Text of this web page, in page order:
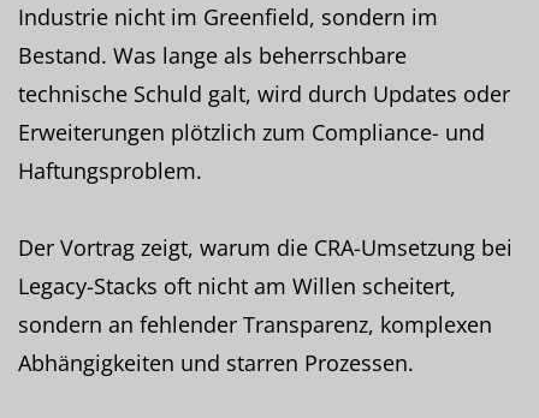
Industrie nicht im Greenfield, sondern im
Bestand. Was lange als beherrschbare
technische Schuld galt, wird durch Updates oder
Erweiterungen plötzlich zum Compliance- und
Haftungsproblem.
Der Vortrag zeigt, warum die CRA-Umsetzung bei
Legacy-Stacks oft nicht am Willen scheitert,
sondern an fehlender Transparenz, komplexen
Abhängigkeiten und starren Prozessen.